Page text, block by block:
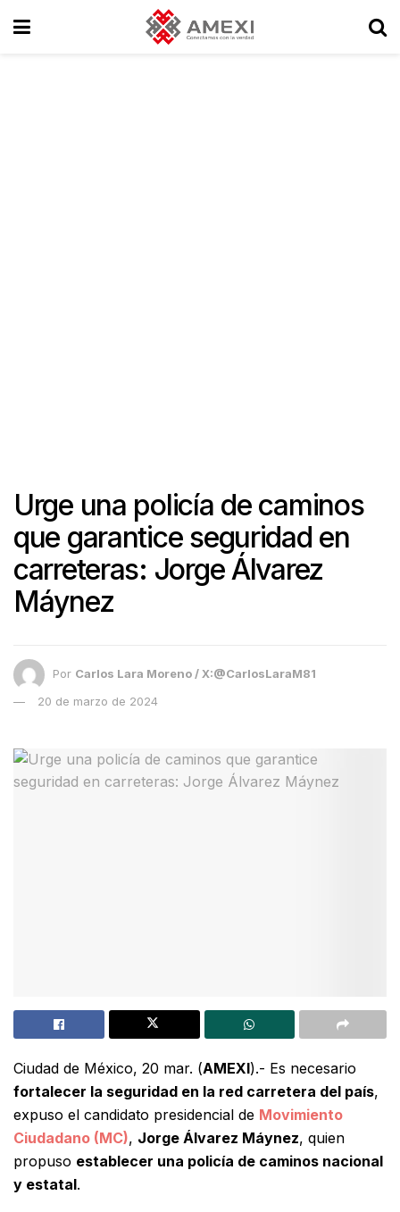
Urge una policía de caminos
que garantice seguridad en
carreteras: Jorge Álvarez
Máynez
Por Carlos Lara Moreno / X:@CarlosLaraM81
20 de marzo de 2024
Ciudad de México, 20 mar. (AMEXI).- Es necesario
fortalecer la seguridad en la red carretera del país,
expuso el candidato presidencial de Movimiento
Ciudadano (MC), Jorge Álvarez Máynez, quien
propuso establecer una policía de caminos nacional
y estatal.